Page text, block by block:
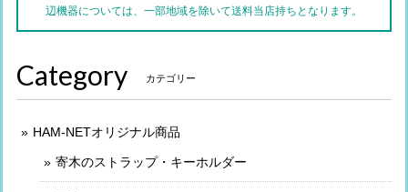
辺機器については、一部地域を除いて送料当店持ちとなります。
Category カテゴリー
HAM-NETオリジナル商品
寄木のストラップ・キーホルダー